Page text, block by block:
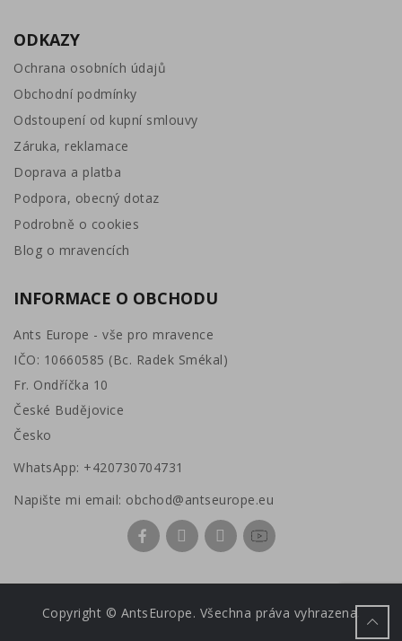
ODKAZY
Ochrana osobních údajů
Obchodní podmínky
Odstoupení od kupní smlouvy
Záruka, reklamace
Doprava a platba
Podpora, obecný dotaz
Podrobně o cookies
Blog o mravencích
INFORMACE O OBCHODU
Ants Europe - vše pro mravence
IČO: 10660585 (Bc. Radek Smékal)
Fr. Ondříčka 10
České Budějovice
Česko
WhatsApp: +420730704731
Napište mi email: obchod@antseurope.eu
Copyright © AntsEurope. Všechna práva vyhrazena.